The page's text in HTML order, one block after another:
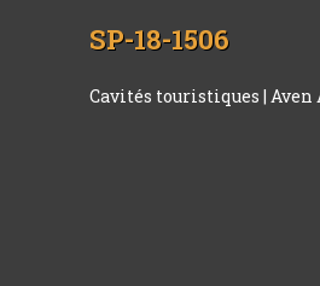
SP-18-1506
Cavités touristiques|Aven